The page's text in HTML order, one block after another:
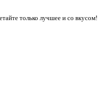
только лучшее и со вкусом!